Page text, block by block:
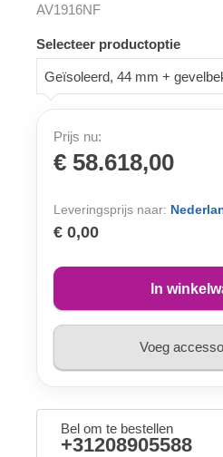
AV1916NF
Selecteer productoptie
Geïsoleerd, 44 mm +
Prijs nu:
€ 58.618,00
Leveringsprijs naar:
€ 0,00
In
Voeg
Bel om te bestellen
+31208905588